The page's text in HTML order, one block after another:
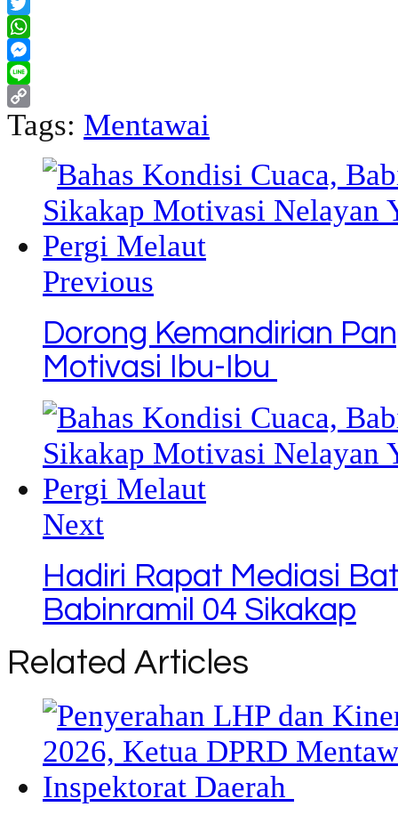
Twitter
WhatsApp
Messenger
Line
Copy
Tags: Mentawai
Previous
Dorong Kemandirian
Motivasi Ibu-Ibu
Next
Hadiri Rapat Mediasi
Babinramil 04 Sikakap
Related Articles